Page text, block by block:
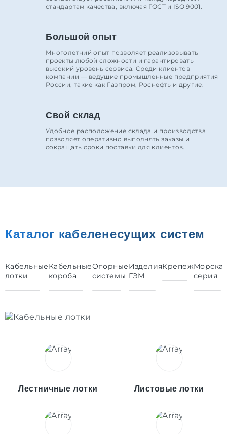
стандартам качества, включая ГОСТ и ISO 9001.
Большой опыт
Многолетний опыт позволяет реализовывать
проекты любой сложности и гарантировать
высокий уровень сервиса. Среди клиентов
компании — ведущие промышленные предприятия
России, такие как Газпром, Роснефть и другие.
Свой склад
Удобное расположение склада и производства
позволяет оперативно выполнять заказы и
сокращать сроки поставки для клиентов.
Каталог кабеленесущих систем
Кабельные
лотки
Кабельные
короба
Опорные
системы
Изделия
ГЭМ
КрепежМорская
серия
Лестничные лотки Листовые лотки